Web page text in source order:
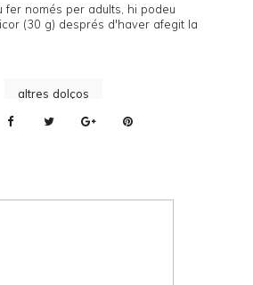
fer només per adults, hi podeu
(30 g) després d'haver afegit la
altres dolços